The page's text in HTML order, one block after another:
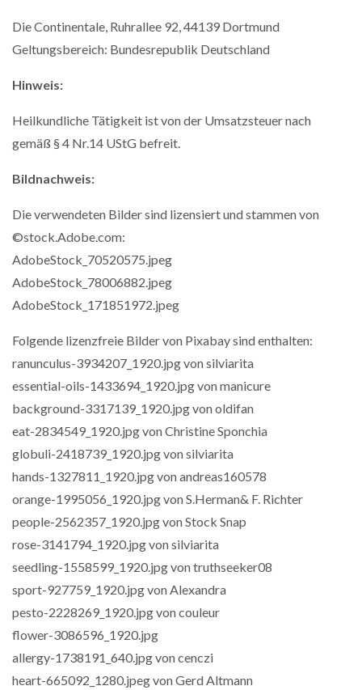
Die Continentale, Ruhrallee 92, 44139 Dortmund
Geltungsbereich: Bundesrepublik Deutschland
Hinweis:
Heilkundliche Tätigkeit ist von der Umsatzsteuer nach
gemäß § 4 Nr.14 UStG befreit.
Bildnachweis:
Die verwendeten Bilder sind lizensiert und stammen von
©stock.Adobe.com:
AdobeStock_70520575.jpeg
AdobeStock_78006882.jpeg
AdobeStock_171851972.jpeg
Folgende lizenzfreie Bilder von Pixabay sind enthalten:
ranunculus-3934207_1920.jpg von silviarita
essential-oils-1433694_1920.jpg von manicure
background-3317139_1920.jpg von oldifan
eat-2834549_1920.jpg von Christine Sponchia
globuli-2418739_1920.jpg von silviarita
hands-1327811_1920.jpg von andreas160578
orange-1995056_1920.jpg von S.Herman& F. Richter
people-2562357_1920.jpg von Stock Snap
rose-3141794_1920.jpg von silviarita
seedling-1558599_1920.jpg von truthseeker08
sport-927759_1920.jpg von Alexandra
pesto-2228269_1920.jpg von couleur
flower-3086596_1920.jpg
allergy-1738191_640.jpg von cenczi
heart-665092_1280.jpeg von Gerd Altmann